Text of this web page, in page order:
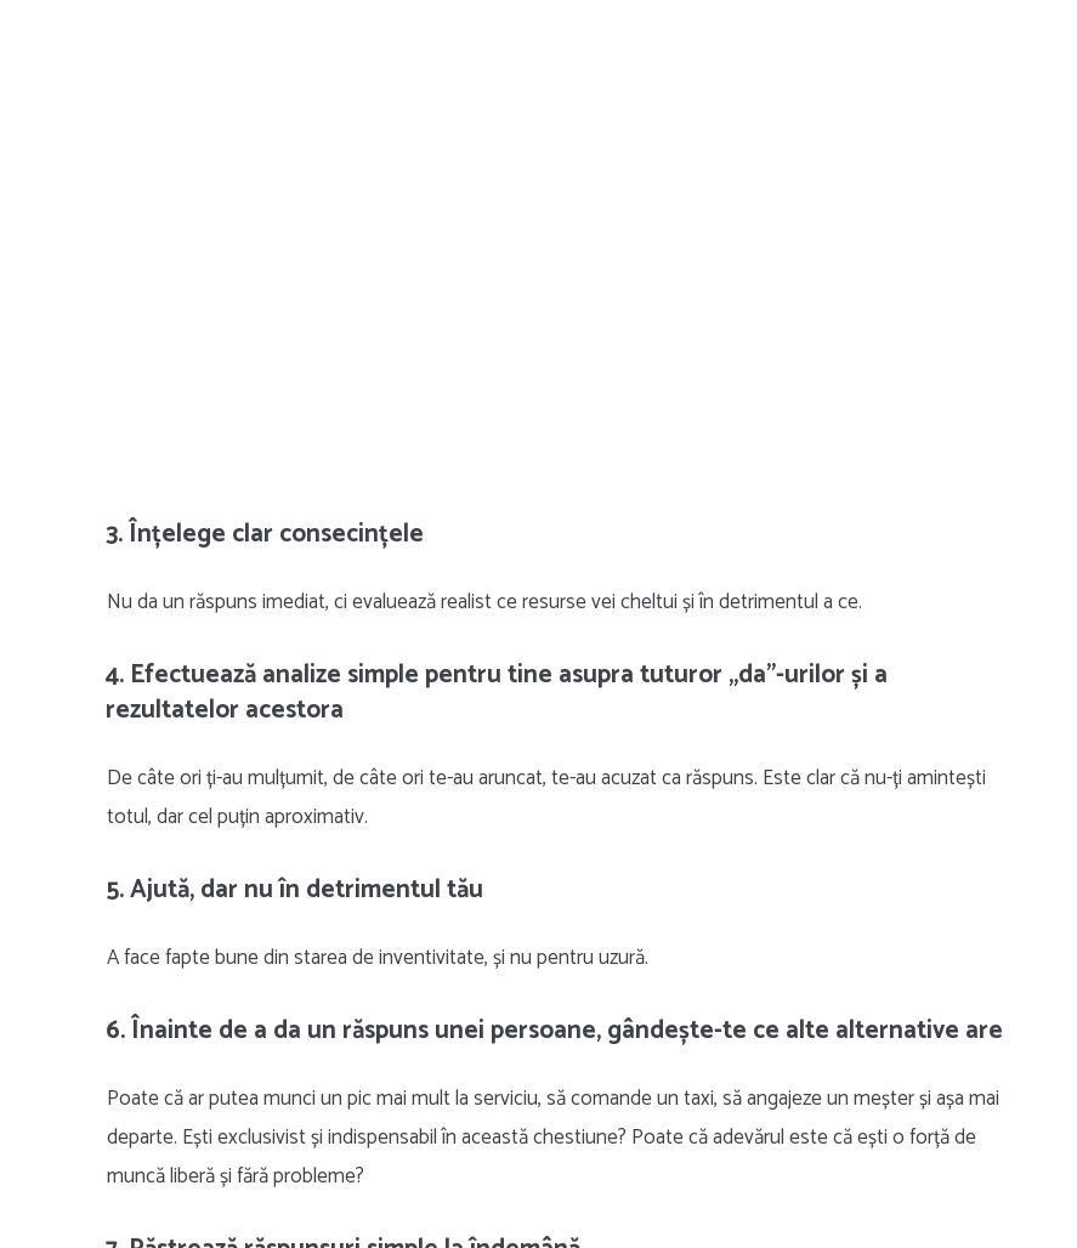
3. Înțelege clar consecințele
Nu da un răspuns imediat, ci evaluează realist ce resurse vei cheltui și în detrimentul a ce.
4. Efectuează analize simple pentru tine asupra tuturor „da”-urilor și a
rezultatelor acestora
De câte ori ți-au mulțumit, de câte ori te-au aruncat, te-au acuzat ca răspuns. Este clar că nu-ți amintești
totul, dar cel puțin aproximativ.
5. Ajută, dar nu în detrimentul tău
A face fapte bune din starea de inventivitate, și nu pentru uzură.
6. Înainte de a da un răspuns unei persoane, gândește-te ce alte alternative are
Poate că ar putea munci un pic mai mult la serviciu, să comande un taxi, să angajeze un meșter și așa mai
departe. Ești exclusivist și indispensabil în această chestiune? Poate că adevărul este că ești o forță de
muncă liberă și fără probleme?